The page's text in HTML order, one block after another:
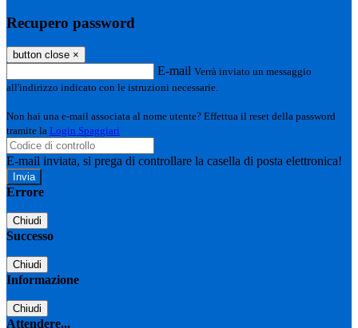
Recupero password
button close ×
E-mail Verrà inviato un messaggio
all'indirizzo indicato con le istruzioni necessarie.
Non hai una e-mail associata al nome utente? Effettua il reset della password
tramite la Login Spaggiari
E-mail inviata, si prega di controllare la casella di posta elettronica!
Errore
Chiudi
Successo
Chiudi
Informazione
Chiudi
Attendere...